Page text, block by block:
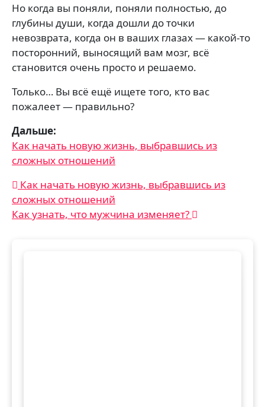
Но когда вы поняли, поняли полностью, до
глубины души, когда дошли до точки
невозврата, когда он в ваших глазах — какой-то
посторонний, выносящий вам мозг, всё
становится очень просто и решаемо.
Только… Вы всё ещё ищете того, кто вас
пожалеет — правильно?
Дальше:
Как начать новую жизнь, выбравшись из
сложных отношений
Навигация
по
записям
Как начать новую жизнь, выбравшись из
сложных отношений
Как узнать, что мужчина изменяет?